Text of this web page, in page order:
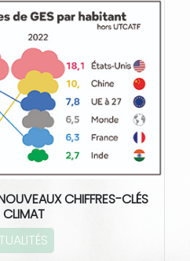
CHIFFRES-CLÉS